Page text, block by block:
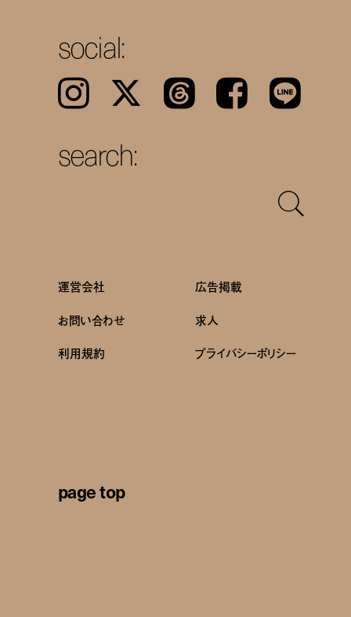
social:
Instagram 𝕏 Threads Facebook LINE
search:
運営会社
広告掲載
お問い合わせ
求人
利用規約 プライバシーポリシー
page top